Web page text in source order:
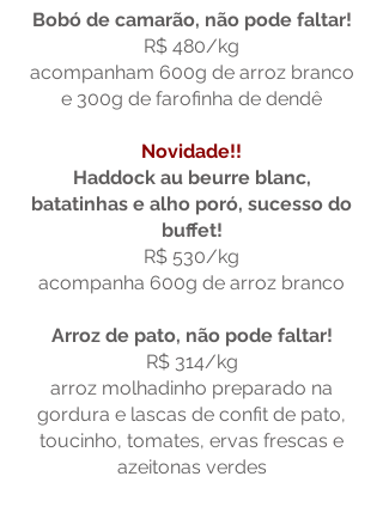
Bobó de camarão, não pode faltar!
R$ 480/kg
acompanham 600g de arroz branco
e 300g de farofinha de dendê
Novidade!!
Haddock au beurre blanc,
batatinhas e alho poró, sucesso do
buffet!
R$ 530/kg
acompanha 600g de arroz branco
Arroz de pato, não pode faltar!
R$ 314/kg
arroz molhadinho preparado na
gordura e lascas de confit de pato,
toucinho, tomates, ervas frescas e
azeitonas verdes